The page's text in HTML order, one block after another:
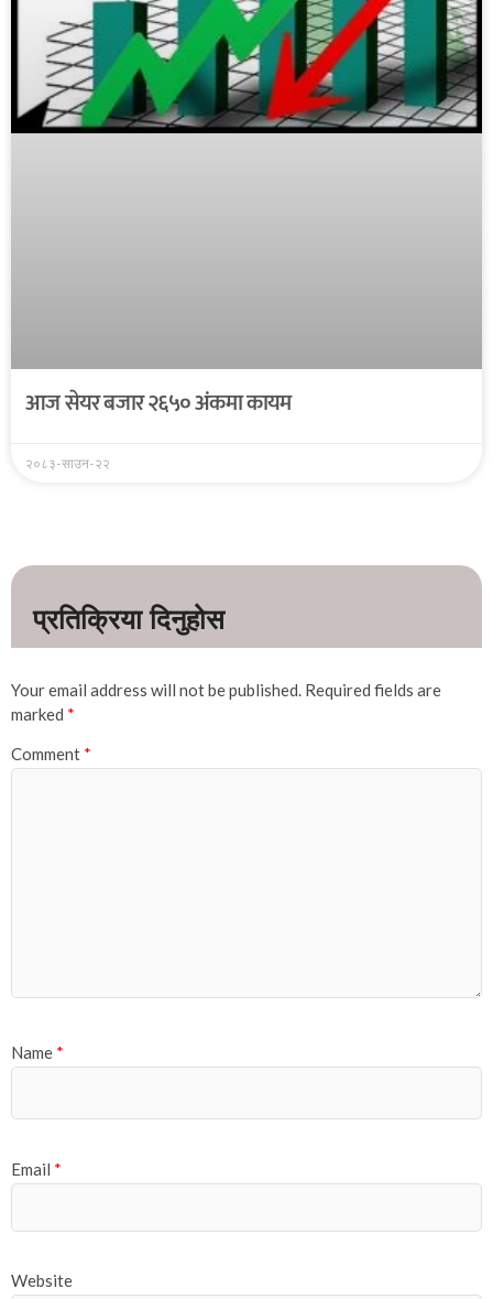
आज सेयर बजार २६५० अंकमा कायम
२०८३-साउन-२२
Your email address will not be published. Required fields are
marked *
Comment *
Name *
Email *
Website